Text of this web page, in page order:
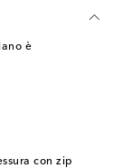
è
con zip